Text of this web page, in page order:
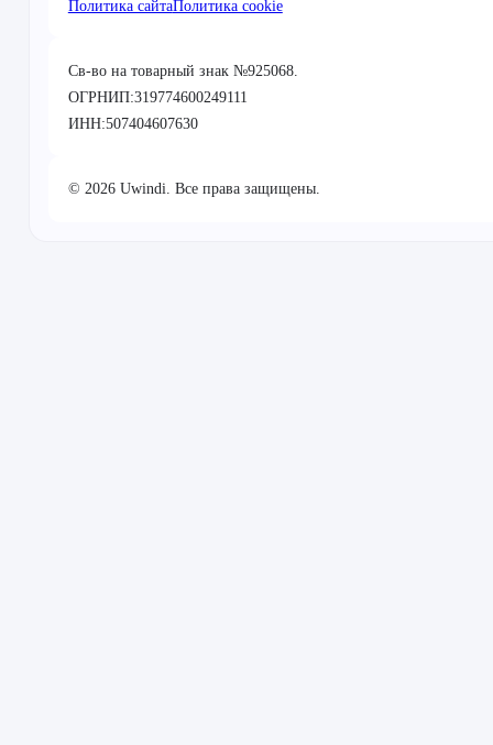
Политика сайтаПолитика cookie
Св-во на товарный знак №925068.
ОГРНИП:319774600249111
ИНН:507404607630
© 2026 Uwindi. Все права защищены.